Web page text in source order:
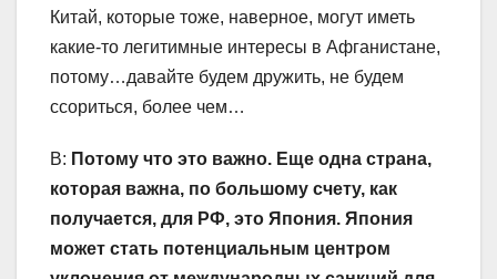
Китай, которые тоже, наверное, могут иметь
какие-то легитимные интересы в Афганистане,
потому…давайте будем дружить, не будем
ссориться, более чем…
В: Потому что это важно. Еще одна страна,
которая важна, по большому счету, как
получается, для РФ, это Япония. Япония
может стать потенциальным центром